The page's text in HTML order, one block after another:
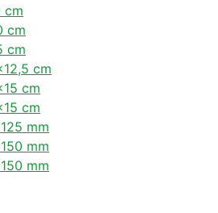
cm
cm
cm
cm
cm
cm
mm
mm
mm